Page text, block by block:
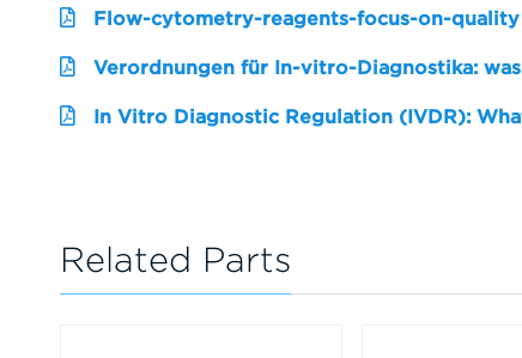
Flow-cytometry-reagents-focus-on-quality
Verordnungen für In-vitro-Diagnostika:
In Vitro Diagnostic Regulation (IVDR):
Related Parts